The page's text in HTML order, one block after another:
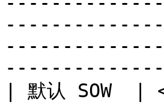
| 默认 SOW  |